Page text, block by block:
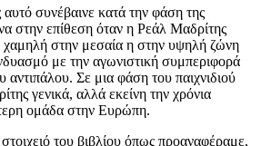
συνέβαινε κατά την φάση της
στην επίθεση όταν η Ρεάλ Μαδρίτης
χαμηλή στην μεσαία η στην υψηλή ζώνη
με την αγωνιστική συμπεριφορά
αντιπάλου. Σε μια φάση του παιχνιδιού
γενικά, αλλά εκείνη την χρόνια
ομάδα στην Ευρώπη.
του βιβλίου όπως προαναφέραμε,